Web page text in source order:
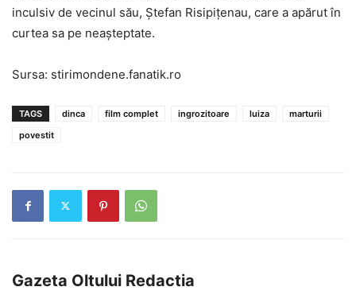
inculsiv de vecinul său, Ștefan Risipițenau, care a apărut în
curtea sa pe neașteptate.
Sursa: stirimondene.fanatik.ro
TAGS dinca film complet ingrozitoare luiza
marturii
povestit
Gazeta Oltului Redactia